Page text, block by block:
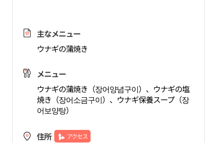
主なメニュー
ウナギの蒲焼き
メニュー
ウナギの蒲焼き（장어양념구이）、ウナギの塩
焼き（장어소금구이）、ウナギ保養スープ（장
어보양탕）
住所 アクセス